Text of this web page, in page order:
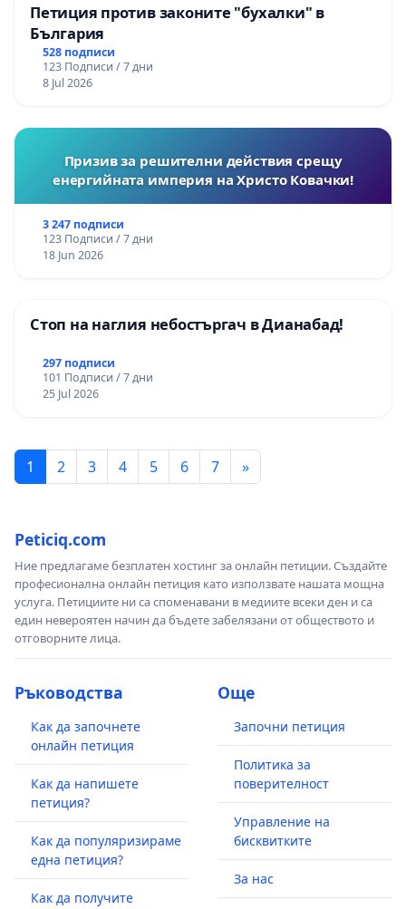
Петиция против законите "бухалки" в
България
528 подписи
123 Подписи / 7 дни
8 Jul 2026
Призив за решителни действия срещу
енергийната империя на Христо Ковачки!
3 247 подписи
123 Подписи / 7 дни
18 Jun 2026
Стоп на наглия небостъргач в Дианабад!
297 подписи
101 Подписи / 7 дни
25 Jul 2026
1 2 3 4 5 6 7 »
Peticiq.com
Ние предлагаме безплатен хостинг за онлайн петиции. Създайте
професионална онлайн петиция като използвате нашата мощна
услуга. Петициите ни са споменавани в медиите всеки ден и са
един невероятен начин да бъдете забелязани от обществото и
отговорните лица.
Ръководства
Как да започнете
онлайн петиция
Как да напишете
петиция?
Как да популяризираме
една петиция?
Как да получите
Още
Започни петиция
Политика за
поверителност
Управление на
бисквитките
За нас